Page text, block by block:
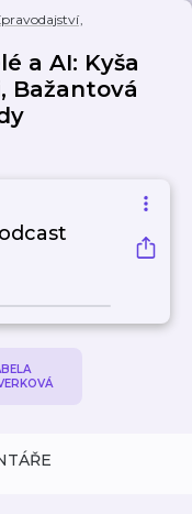
,
a AI: Kyša
Bažantová